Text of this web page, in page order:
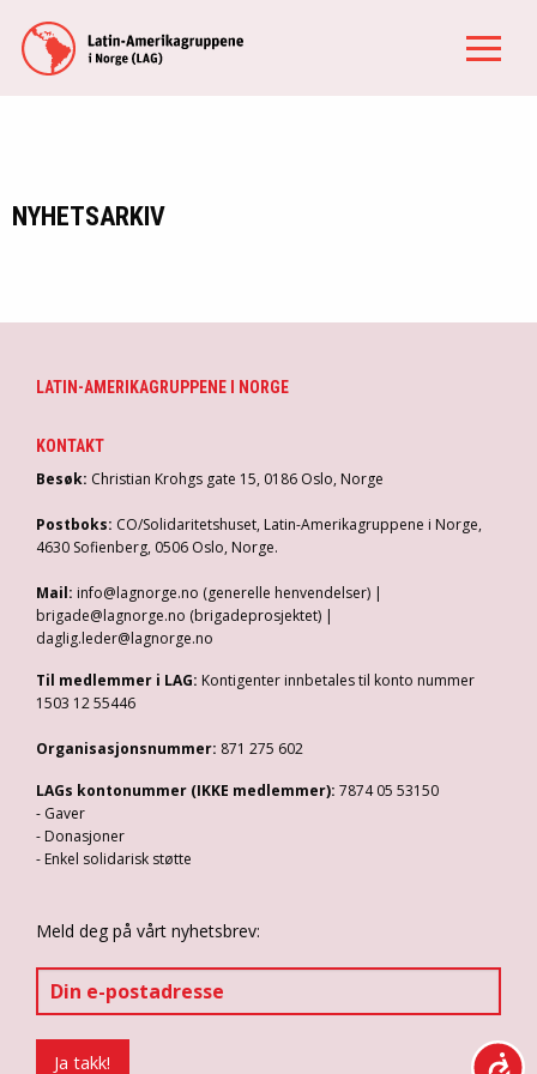
NYHETSARKIV
LATIN-AMERIKAGRUPPENE I NORGE
KONTAKT
Besøk: Christian Krohgs gate 15, 0186 Oslo, Norge
Postboks: CO/Solidaritetshuset, Latin-Amerikagruppene i Norge,
4630 Sofienberg, 0506 Oslo, Norge.
Mail: info@lagnorge.no (generelle henvendelser) |
brigade@lagnorge.no (brigadeprosjektet) |
daglig.leder@lagnorge.no
Til medlemmer i LAG: Kontigenter innbetales til konto nummer
1503 12 55446
Organisasjonsnummer: 871 275 602
LAGs kontonummer (IKKE medlemmer): 7874 05 53150
- Gaver
- Donasjoner
- Enkel solidarisk støtte
Meld deg på vårt nyhetsbrev: